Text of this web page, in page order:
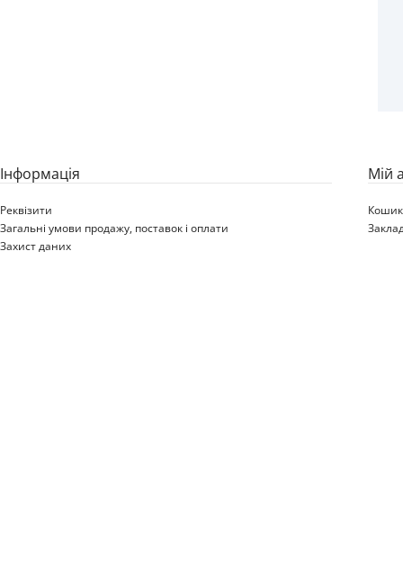
Iнформація
Реквізити
Загальні умови продажу, поставок і оплати
Захист даних
Мій
Кошик